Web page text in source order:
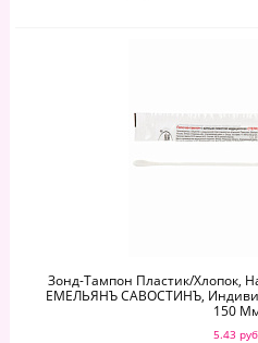
Зонд-Тампон Пластик/хлопок,
ЕМЕЛЬЯНЪ САВОСТИНЪ,
150
5.43